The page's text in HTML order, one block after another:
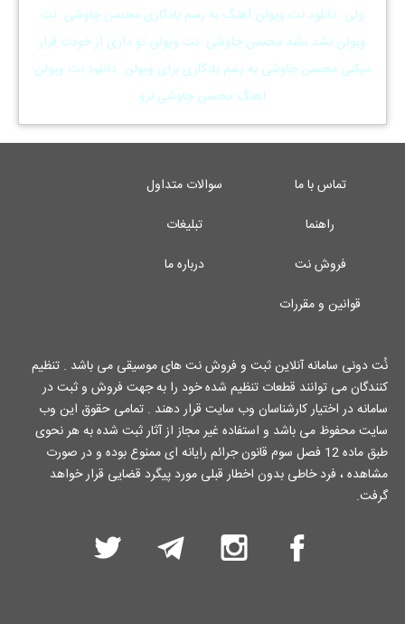
ولی دانلود نت ویولن آهنگ به رسم یادگاری محسن چاوشی نت
ویولن نشد نشد محسن چاوشی نت ویولن تو داری از خودت فرار
میکنی محسن چاوشی به رسم یادگاری برای ویولن دانلود نت ویولن
اهنگ محسن چاوشی نرو
تماس با ما
سوالات متداول
راهنما
تبلیغات
فروش نت
درباره ما
قوانین و مقررات
نُت دونی سامانه آنلاین ثبت و فروش نت های موسیقی می باشد . تنظیم
کنندگان می توانند قطعات تنظیم شده خود را به جهت فروش و ثبت در
سامانه در اختیار کارشناسان وب سایت قرار دهند . تمامی حقوق این وب
سایت محفوظ می باشد و استفاده غیر مجاز از آثار ثبت شده به هر نحوی
طبق ماده 12 فصل سوم قانون جرائم رایانه ای ممنوع بوده و در صورت
مشاهده ، فرد خاطی بدون اخطار قبلی مورد پیگرد قضایی قرار خواهد
گرفت.